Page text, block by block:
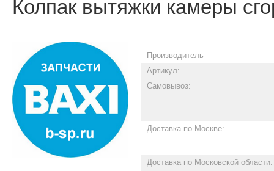
Колпак вытяжки камеры
Производитель
Артикул:
Самовывоз:
Доставка по Москве:
Доставка по Московской области: